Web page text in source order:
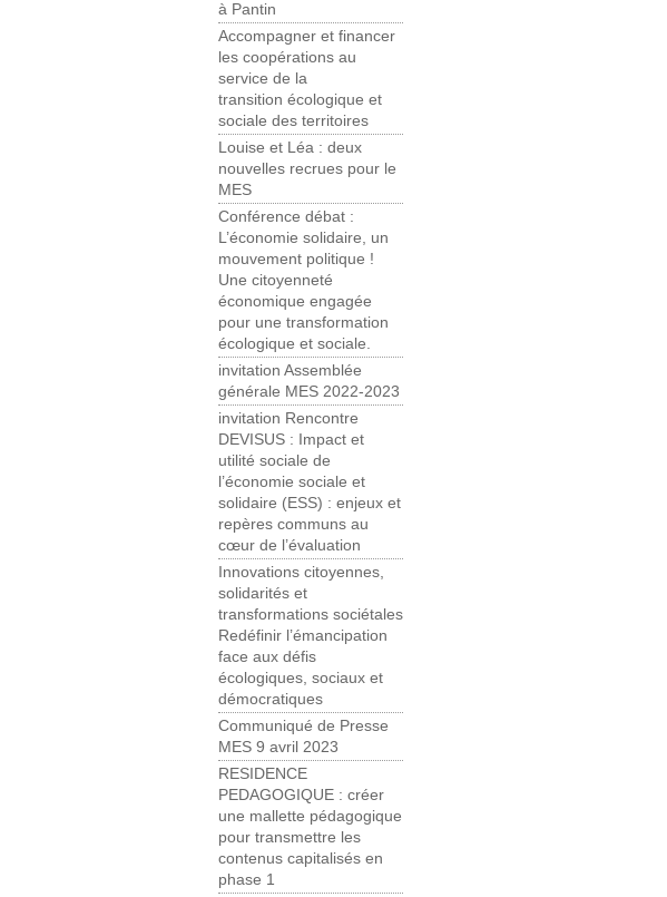
à Pantin
Accompagner et financer
les coopérations au
service de la
transition écologique et
sociale des territoires
Louise et Léa : deux
nouvelles recrues pour le
MES
Conférence débat :
L’économie solidaire, un
mouvement politique !
Une citoyenneté
économique engagée
pour une transformation
écologique et sociale.
invitation Assemblée
générale MES 2022-2023
invitation Rencontre
DEVISUS : Impact et
utilité sociale de
l’économie sociale et
solidaire (ESS) : enjeux et
repères communs au
cœur de l’évaluation
Innovations citoyennes,
solidarités et
transformations sociétales
Redéfinir l’émancipation
face aux défis
écologiques, sociaux et
démocratiques
Communiqué de Presse
MES 9 avril 2023
RESIDENCE
PEDAGOGIQUE : créer
une mallette pédagogique
pour transmettre les
contenus capitalisés en
phase 1